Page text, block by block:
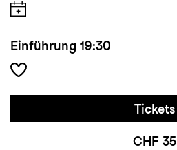
Einführung 19:30
Tickets
CHF 35